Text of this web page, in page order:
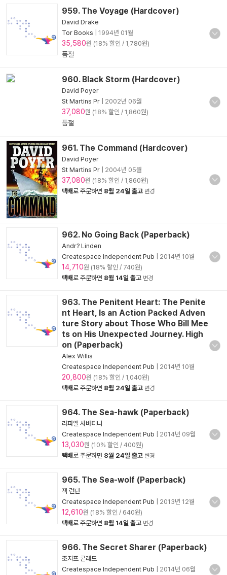
959. The Voyage (Hardcover)
David Drake
Tor Books
1994년 01월
35,580원 (18% 할인 / 1,780원)
품절
960. Black Storm (Hardcover)
David Poyer
St Martins Pr
2002년 06월
37,080원 (18% 할인 / 1,860원)
품절
961. The Command (Hardcover)
David Poyer
St Martins Pr
2004년 05월
37,080원 (18% 할인 / 1,860원)
택배로 주문하면 8월 24일 출고 변경
962. No Going Back (Paperback)
Andr? Linden
Createspace Independent Pub
2014년 10월
14,710원 (18% 할인 / 740원)
택배로 주문하면 8월 14일 출고 변경
963. The Penitent Heart: The Penite
nt Heart, Is an Action Packed Adven
ture Story about Those Who Bill Mee
ts on His Unexpected Journey. High
on (Paperback)
Alex Willis
Createspace Independent Pub
2014년 10월
20,800원 (18% 할인 / 1,040원)
택배로 주문하면 8월 24일 출고 변경
964. The Sea-hawk (Paperback)
라파엘 사바티니
Createspace Independent Pub
2014년 09월
13,030원 (10% 할인 / 400원)
택배로 주문하면 8월 24일 출고 변경
965. The Sea-wolf (Paperback)
잭 런던
Createspace Independent Pub
2013년 12월
12,610원 (18% 할인 / 640원)
택배로 주문하면 8월 14일 출고 변경
966. The Secret Sharer (Paperback)
조지프 콘래드
Createspace Independent Pub
2014년 06월